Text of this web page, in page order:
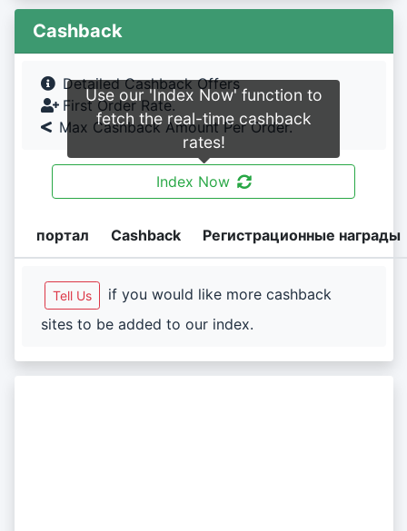
Cashback
Detailed Cashback Offers
First Order Rate.
Max Cashback Amount Per Order.
Index Now
портал Cashback Регистрационные награды
Tell Us
if you would like more cashback
sites to be added to our index.
Use our 'Index Now' function to
fetch the real-time cashback
rates!